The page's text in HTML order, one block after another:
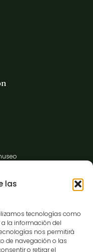
las
tecnologías como
la información del
nos permitirá
de navegación o las
o retirar el